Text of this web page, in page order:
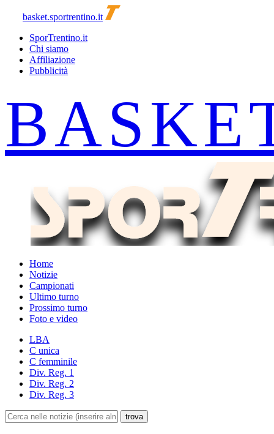
basket.sportrentino.it
SporTrentino.it
Chi siamo
Affiliazione
Pubblicità
Home
Notizie
Campionati
Ultimo turno
Prossimo turno
Foto e video
LBA
C unica
C femminile
Div. Reg. 1
Div. Reg. 2
Div. Reg. 3